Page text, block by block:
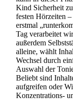
Kind Sicherheit
festen Hörzeiten
erstmal
Tag verarbeitet
außerdem
alleine, wählt
Wechsel durch
Auswahl der
Beliebt sind
aufgreifen oder
Konzentrations-